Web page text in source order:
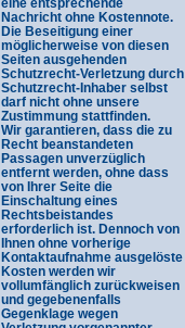
eine entsprechende
Nachricht ohne Kostennote.
Die Beseitigung einer
möglicherweise von diesen
Seiten ausgehenden
Schutzrecht-Verletzung durch
Schutzrecht-Inhaber selbst
darf nicht ohne unsere
Zustimmung stattfinden.
Wir garantieren, dass die zu
Recht beanstandeten
Passagen unverzüglich
entfernt werden, ohne dass
von Ihrer Seite die
Einschaltung eines
Rechtsbeistandes
erforderlich ist. Dennoch von
Ihnen ohne vorherige
Kontaktaufnahme ausgelöste
Kosten werden wir
vollumfänglich zurückweisen
und gegebenenfalls
Gegenklage wegen